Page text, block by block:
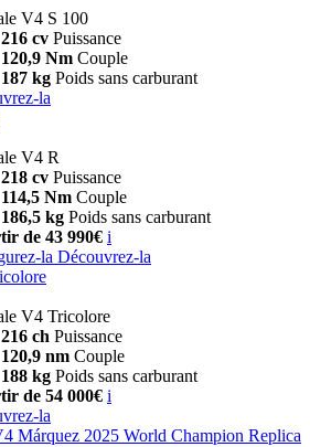
V4 S 100
216 cv Puissance
120,9 Nm Couple
187 kg Poids sans carburant
la
V4 R
218 cv Puissance
114,5 Nm Couple
186,5 kg Poids sans carburant
de 43 990€ i
la Découvrez-la
V4 Tricolore
216 ch Puissance
120,9 nm Couple
188 kg Poids sans carburant
de 54 000€ i
la
Márquez 2025 World Champion Replica